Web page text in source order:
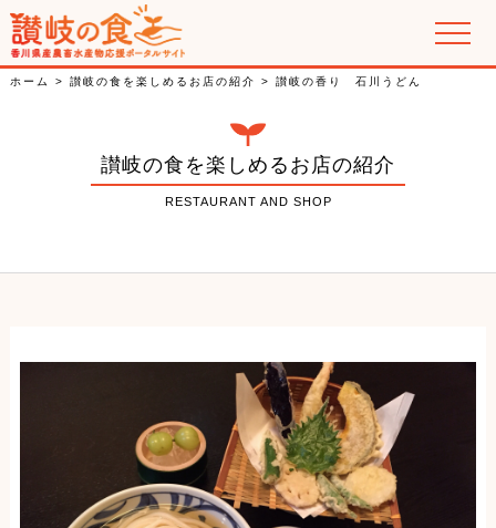
讃岐の郷土料理
特集
ホーム > 讃岐の食を楽しめるお店の紹介 > 讃岐の香り 石川うどん
讃岐の食を楽しめるお店の紹介
RESTAURANT AND SHOP